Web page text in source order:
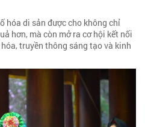
hóa di sản được cho không chỉ
hơn, mà còn mở ra cơ hội kết nối
truyền thông sáng tạo và kinh